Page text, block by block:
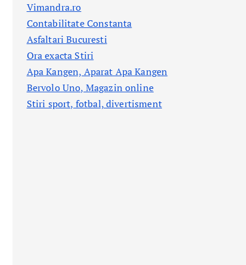
Vimandra.ro
Contabilitate Constanta
Asfaltari Bucuresti
Ora exacta Stiri
Apa Kangen, Aparat Apa Kangen
Bervolo Uno, Magazin online
Stiri sport, fotbal,divertisment